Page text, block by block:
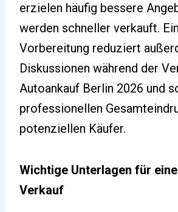
erzielen häufig bessere
werden schneller verkauft.
Vorbereitung reduziert
Diskussionen während der
Autoankauf Berlin 2026 und
professionellen
potenziellen Käufer.
Wichtige Unterlagen für
Verkauf